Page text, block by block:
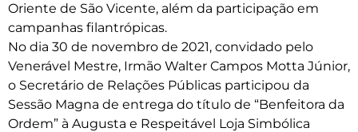
Oriente de São Vicente, além da participação em
campanhas filantrópicas.
No dia 30 de novembro de 2021, convidado pelo
Venerável Mestre, Irmão Walter Campos Motta Júnior,
o Secretário de Relações Públicas participou da
Sessão Magna de entrega do título de “Benfeitora da
Ordem” à Augusta e Respeitável Loja Simbólica